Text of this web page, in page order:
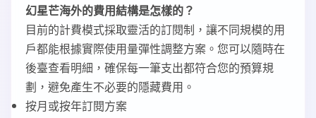
幻星芒海外的費用結構是怎樣的？
目前的計費模式採取靈活的訂閱制，讓不同規模的用
戶都能根據實際使用量彈性調整方案。您可以隨時在
後臺查看明細，確保每一筆支出都符合您的預算規
劃，避免產生不必要的隱藏費用。
按月或按年訂閱方案